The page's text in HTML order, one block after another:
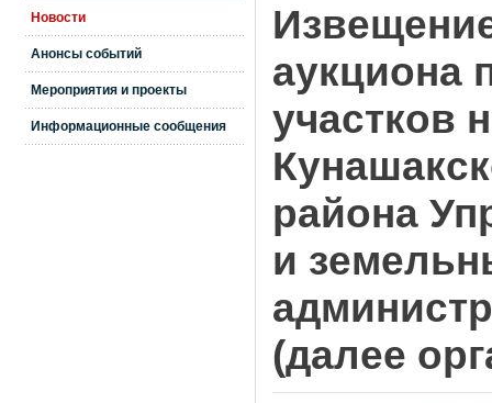
Новости
Анонсы событий
Мероприятия и проекты
Информационные сообщения
аукциона
участков
района
и
(далее